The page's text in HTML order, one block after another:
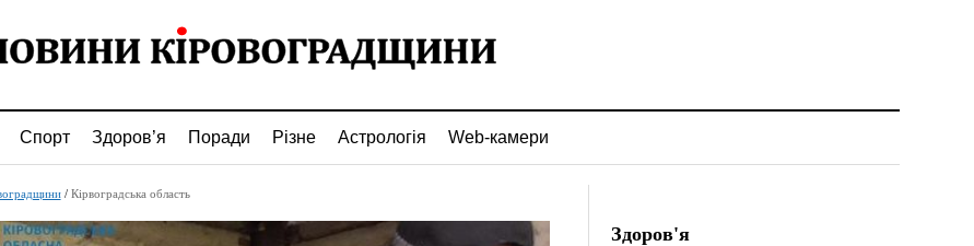
Спорт Здоров’я Поради Різне Астрологія Web-камери
/ Кірвоградська область
Здоров'я